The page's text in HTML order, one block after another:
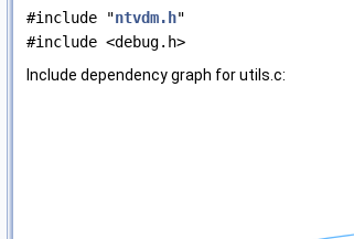
#include "ntvdm.h"
#include <debug.h>
Include dependency graph for utils.c: